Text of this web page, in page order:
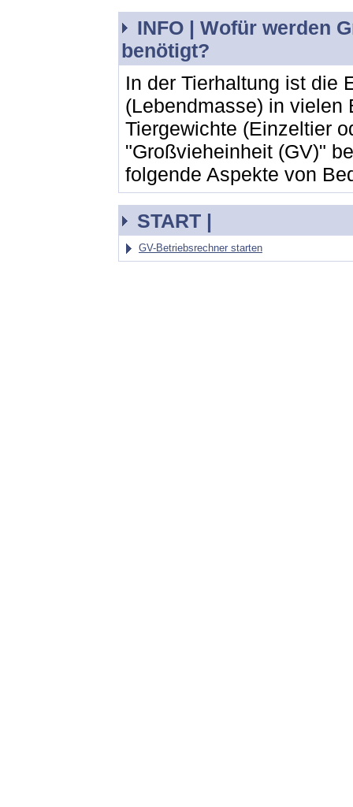
INFO | Wofür werden
benötigt?
In der Tierhaltung ist die
(Lebendmasse) in vielen
Tiergewichte (Einzeltier
"Großvieheinheit (GV)"
folgende Aspekte von
START |